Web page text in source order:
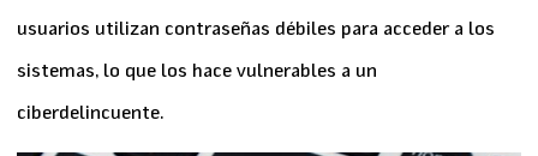
usuarios utilizan contraseñas débiles para acceder a los
sistemas, lo que los hace vulnerables a un
ciberdelincuente.